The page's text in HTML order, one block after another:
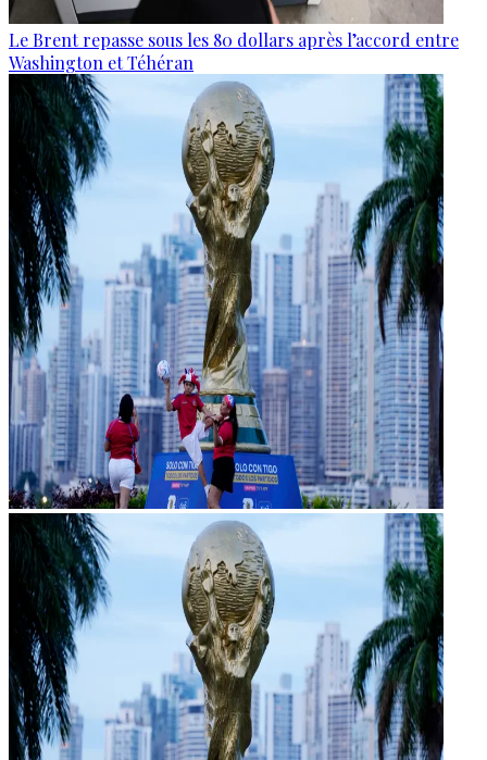
Le Brent repasse sous les 80 dollars après l’accord entre
Washington et Téhéran